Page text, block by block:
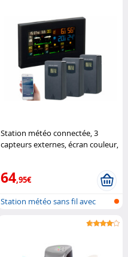
Station météo connectée, 3
capteurs externes, écran couleur,
64,95€
Station météo sans fil avec